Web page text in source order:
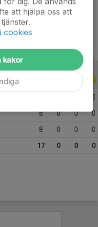
0
8 0 0 0
8 0 0 0
17 0 0 0
att hjälpa oss att
cookies
kakor